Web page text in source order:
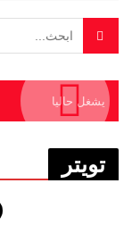
يشغل حاليا
تويتر